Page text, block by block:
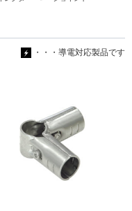
・・・導電対応製品です